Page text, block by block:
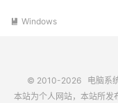
 Windows
© 2010-2026 电脑系
本站为个人网站，本站所发